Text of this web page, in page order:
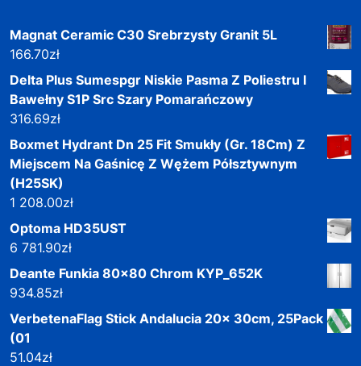
Magnat Ceramic C30 Srebrzysty Granit 5L
166.70zł
Delta Plus Sumespgr Niskie Pasma Z Poliestru I
Bawełny S1P Src Szary Pomarańczowy
316.69zł
Boxmet Hydrant Dn 25 Fit Smukły (Gr. 18Cm) Z
Miejscem Na Gaśnicę Z Wężem Półsztywnym
(H25SK)
1 208.00zł
Optoma HD35UST
6 781.90zł
Deante Funkia 80x80 Chrom KYP_652K
934.85zł
VerbetenaFlag Stick Andalucia 20x 30cm, 25Pack
(01
51.04zł